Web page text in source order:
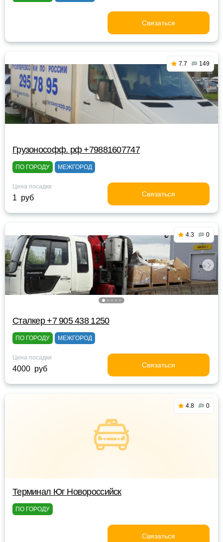
Связаться
7.7 149
Грузонософф. рф +79881607747
ПО ГОРОДУ МЕЖГОРОД
Цена посадки
1 руб Связаться
4.3 0
Сталкер +7 905 438 1250
ПО ГОРОДУ МЕЖГОРОД
Цена посадки
4000 руб Связаться
4.8 0
Терминал Юг Новороссийск
ПО ГОРОДУ
Связаться